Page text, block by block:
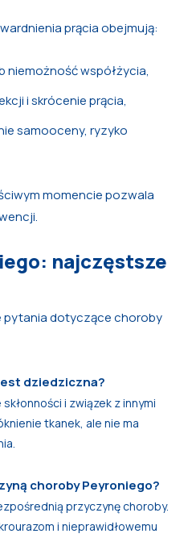
prącia obejmują:
niemożność współżycia,
i skrócenie prącia,
samooceny, ryzyko
momencie pozwala
najczęstsze
pytania dotyczące choroby
dziedziczna?
i związek z innymi
tkanek, ale nie ma
choroby Peyroniego?
przyczynę choroby.
i nieprawidłowemu